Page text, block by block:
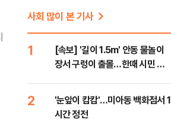
사회 많이 본 기사
1
[속보] '길이 1.5m' 안동 물놀이
장서 구렁이 출몰…한때 시민 대
2
'눈앞이 캄캄'…미아동 백화점서 1
시간 정전